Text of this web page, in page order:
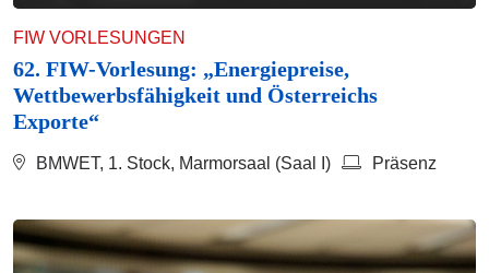
FIW VORLESUNGEN
62. FIW-Vorlesung: „Energiepreise,
Wettbewerbsfähigkeit und Österreichs
Exporte“
BMWET, 1. Stock, Marmorsaal (Saal I) Präsenz